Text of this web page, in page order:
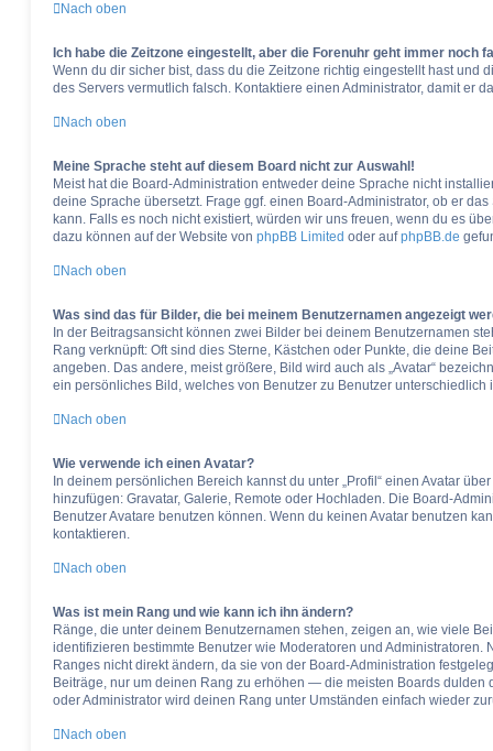
Nach oben
Ich habe die Zeitzone eingestellt, aber die Forenuhr geht immer noch
Wenn du dir sicher bist, dass du die Zeitzone richtig eingestellt hast und
des Servers vermutlich falsch. Kontaktiere einen Administrator, damit er
Nach oben
Meine Sprache steht auf diesem Board nicht zur Auswahl!
Meist hat die Board-Administration entweder deine Sprache nicht
deine Sprache übersetzt. Frage ggf. einen Board-Administrator, ob er
kann. Falls es noch nicht existiert, würden wir uns freuen, wenn du es
dazu können auf der Website von phpBB Limited oder aufphpBB.de
Nach oben
Was sind das für Bilder, die bei meinem Benutzernamen angezeigt
In der Beitragsansicht können zwei Bilder bei deinem Benutzernamen
Rang verknüpft: Oft sind dies Sterne, Kästchen oder Punkte, die deine
angeben. Das andere, meist größere, Bild wird auch als „Avatar“
ein persönliches Bild, welches von Benutzer zu Benutzer unterschiedlich
Nach oben
Wie verwende ich einen Avatar?
In deinem persönlichen Bereich kannst du unter „Profil“ einen Avatar
hinzufügen: Gravatar, Galerie, Remote oder Hochladen. Die Board-
Benutzer Avatare benutzen können. Wenn du keinen Avatar benutzen
kontaktieren.
Nach oben
Was ist mein Rang und wie kann ich ihn ändern?
Ränge, die unter deinem Benutzernamen stehen, zeigen an, wie viele
identifizieren bestimmte Benutzer wie Moderatoren und Administratoren.
Ranges nicht direkt ändern, da sie von der Board-Administration
Beiträge, nur um deinen Rang zu erhöhen — die meisten Boards dulden
oder Administrator wird deinen Rang unter Umständen einfach wieder
Nach oben